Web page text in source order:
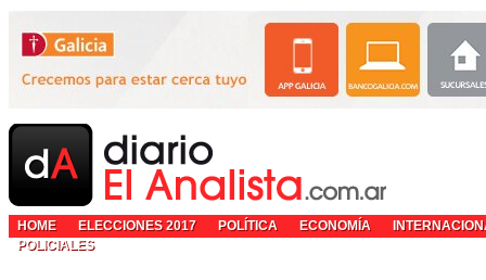
HOME ELECCIONES 2017 POLÍTICA ECONOMÍA
POLICIALES